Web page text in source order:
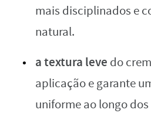
mais disciplinados e
natural.
a textura leve do
aplicação e garante
uniforme ao longo dos